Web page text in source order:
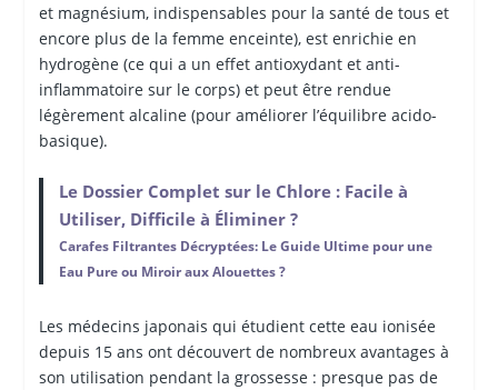
et magnésium, indispensables pour la santé de tous et
encore plus de la femme enceinte), est enrichie en
hydrogène (ce qui a un effet antioxydant et anti-
inflammatoire sur le corps) et peut être rendue
légèrement alcaline (pour améliorer l’équilibre acido-
basique).
Le Dossier Complet sur le Chlore : Facile à
Utiliser, Difficile à Éliminer ?
Carafes Filtrantes Décryptées: Le Guide Ultime pour une
Eau Pure ou Miroir aux Alouettes ?
Les médecins japonais qui étudient cette eau ionisée
depuis 15 ans ont découvert de nombreux avantages à
son utilisation pendant la grossesse : presque pas de